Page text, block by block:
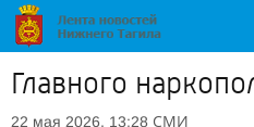
Главного
22 мая 2026, 13:28 СМИ